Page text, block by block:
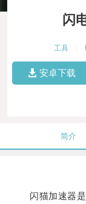
闪
工具
安卓下载
简介
闪猫加速器是